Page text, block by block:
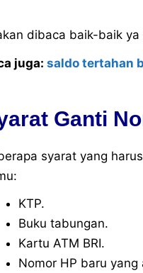
dibaca baik-baik
juga:saldo tertahan
Ganti
syarat yang
KTP.
Buku tabungan.
Kartu ATM BRI.
Nomor HP baru yang